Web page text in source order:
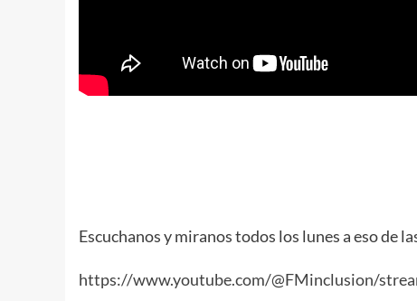
Escuchanos y miranos todos los lunes a eso de
https://www.youtube.com/@FMinclusion/